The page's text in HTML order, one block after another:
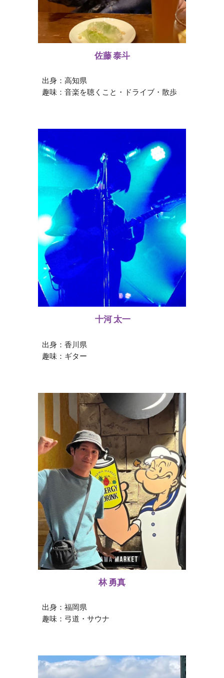
佐藤 泰斗
出身：高知県
趣味：音楽を聴くこと・ドライブ・散歩
十河 太一
出身：香川県
趣味：ギター
林 勇真
出身：福岡県
趣味：弓道・サウナ